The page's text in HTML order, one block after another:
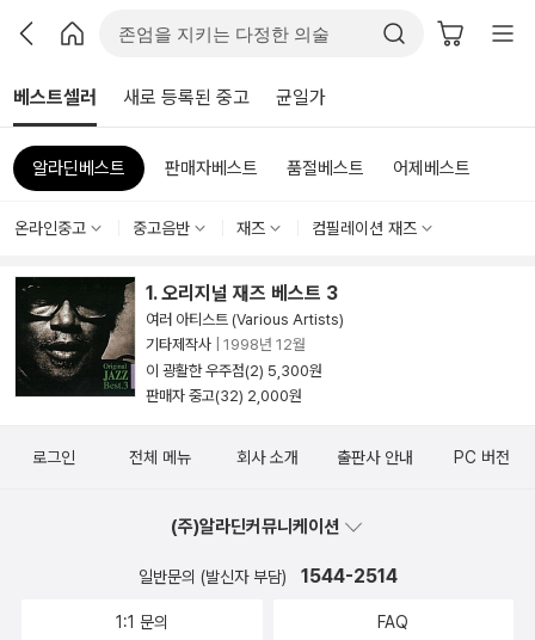
베스트셀러 새로 등록된 중고 균일가
알라딘베스트 판매자베스트 품절베스트 어제베스트
온라인중고 중고음반 재즈 컴필레이션 재즈
1. 오리지널 재즈 베스트 3
여러 아티스트 (Various Artists)
기타제작사
1998년 12월
이 광활한 우주점(2) 5,300원
판매자 중고(32) 2,000원
로그인 전체 메뉴 회사 소개 출판사 안내 PC 버전
(주)알라딘커뮤니케이션
일반문의 (발신자 부담) 1544-2514
1:1 문의 FAQ